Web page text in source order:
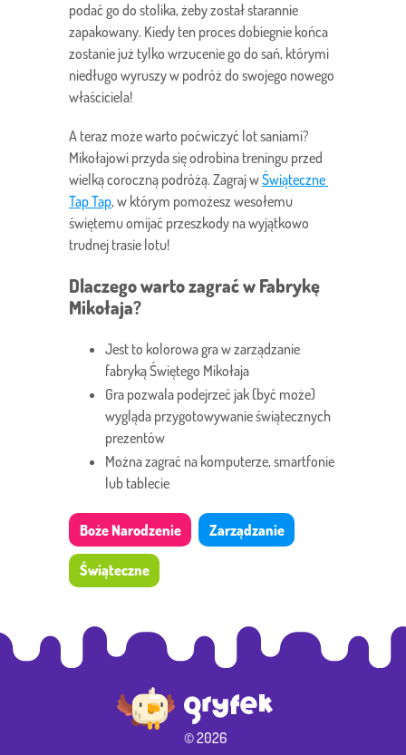
podać go do stolika, żeby został starannie
zapakowany. Kiedy ten proces dobiegnie końca
zostanie już tylko wrzucenie go do sań, którymi
niedługo wyruszy w podróż do swojego nowego
właściciela!
A teraz może warto poćwiczyć lot saniami?
Mikołajowi przyda się odrobina treningu przed
wielką coroczną podróżą. Zagraj wŚwiąteczne
Tap Tap, w którym pomożesz wesołemu
świętemu omijać przeszkody na wyjątkowo
trudnej trasie lotu!
Dlaczego warto zagrać w Fabrykę
Mikołaja?
Jest to kolorowa gra w zarządzanie
fabryką Świętego Mikołaja
Gra pozwala podejrzeć jak (być może)
wygląda przygotowywanie świątecznych
prezentów
Można zagrać na komputerze, smartfonie
lub tablecie
Boże Narodzenie Zarządzanie
Świąteczne
© 2026